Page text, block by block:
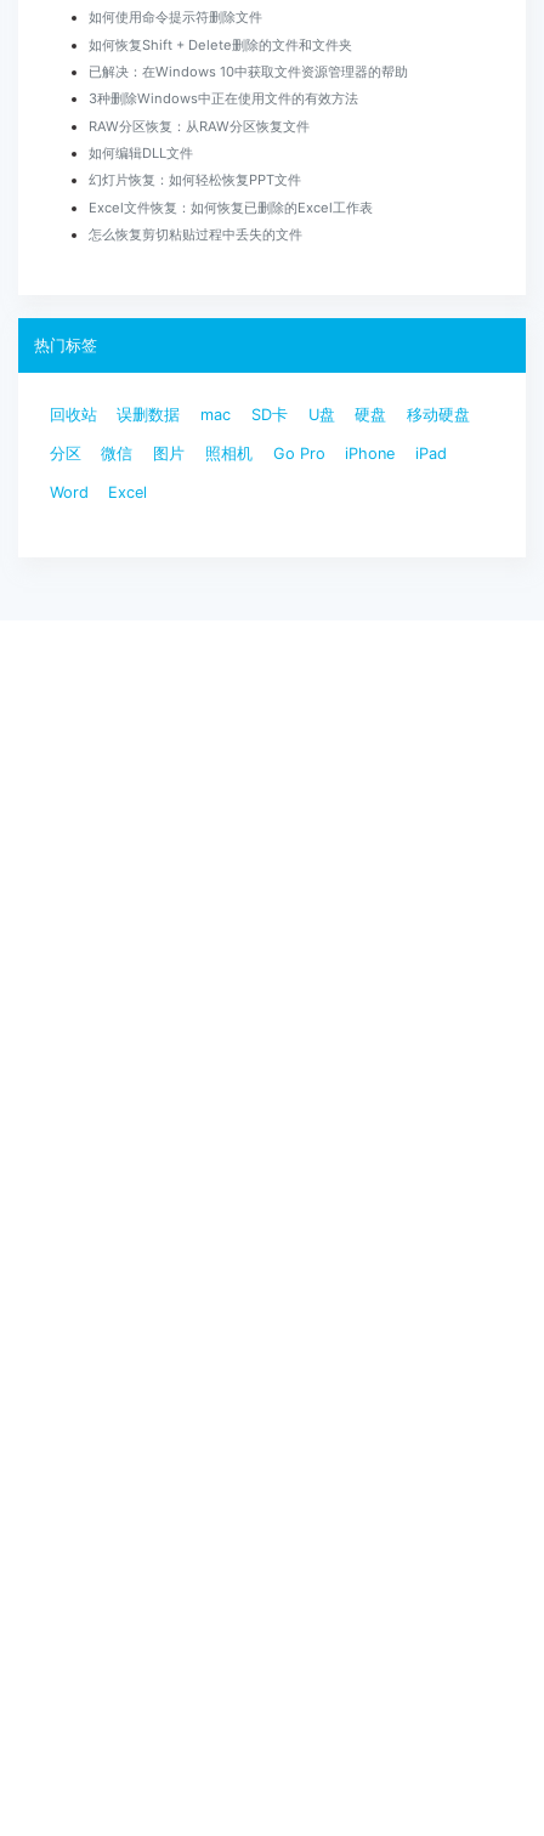
如何使用命令提示符删除文件
如何恢复Shift + Delete删除的文件和文件夹
已解决：在Windows 10中获取文件资源管理器的帮助
3种删除Windows中正在使用文件的有效方法
RAW分区恢复：从RAW分区恢复文件
如何编辑DLL文件
幻灯片恢复：如何轻松恢复PPT文件
Excel文件恢复：如何恢复已删除的Excel工作表
怎么恢复剪切粘贴过程中丢失的文件
热门标签
回收站 误删数据 mac SD卡 U盘 硬盘 移动硬盘
分区 微信 图片 照相机 Go Pro iPhone iPad
Word Excel